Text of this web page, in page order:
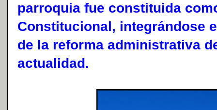
parroquia fue constituida
Constitucional, integrándose
de la reforma administrativa
actualidad.